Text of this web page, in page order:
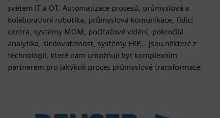
světem IT a OT. Automatizace procesů, průmyslová a
kolaborativní robotika, průmyslová komunikace, řídicí
centra, systémy MOM, počítačové vidění, pokročilá
analytika, sledovatelnost, systémy ERP... jsou některé z
technologií, které nám umožňují být komplexním
partnerem pro jakýkoli proces průmyslové transformace.